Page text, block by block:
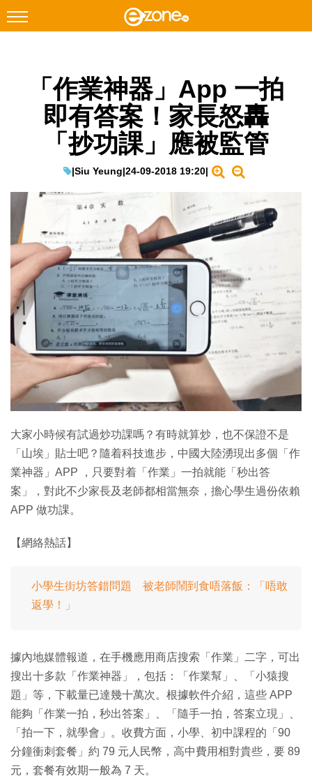
Facebook Instagram
科技焦點
教學評測
EduTech
IT Times
生成式AI與雲端應用
Enterprise Digital Transformation
特集
「作業神器」App 一拍
即有答案！家長怒轟
「抄功課」應被監管
|Siu Yeung|24-09-2018 19:20|
大家小時候有試過炒功課嗎？有時就算炒，也不保證不是
「山埃」貼士吧？隨着科技進步，中國大陸湧現出多個「作
業神器」APP ，只要對着「作業」一拍就能「秒出答
案」，對此不少家長及老師都相當無奈，擔心學生過份依賴
APP 做功課。
【網絡熱話】
小學生街坊答錯問題 被老師鬧到食唔落飯：「唔敢
返學！」
據內地媒體報道，在手機應用商店搜索「作業」二字，可出
搜出十多款「作業神器」，包括：「作業幫」、「小猿搜
題」等，下載量已達幾十萬次。根據軟件介紹，這些 APP
能夠「作業一拍，秒出答案」、「隨手一拍，答案立現」、
「拍一下，就學會」。收費方面，小學、初中課程的「90
分鐘衝刺套餐」約 79 元人民幣，高中費用相對貴些，要 89
元，套餐有效期一般為 7 天。